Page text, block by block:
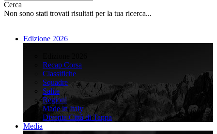
Cerca
Non sono stati trovati risultati per la tua ricerca...
Edizione 2026
Recap Corsa
Classifiche
Squadre
Salite
Regioni
Made in Italy
Diventa Città di Tappa
Media